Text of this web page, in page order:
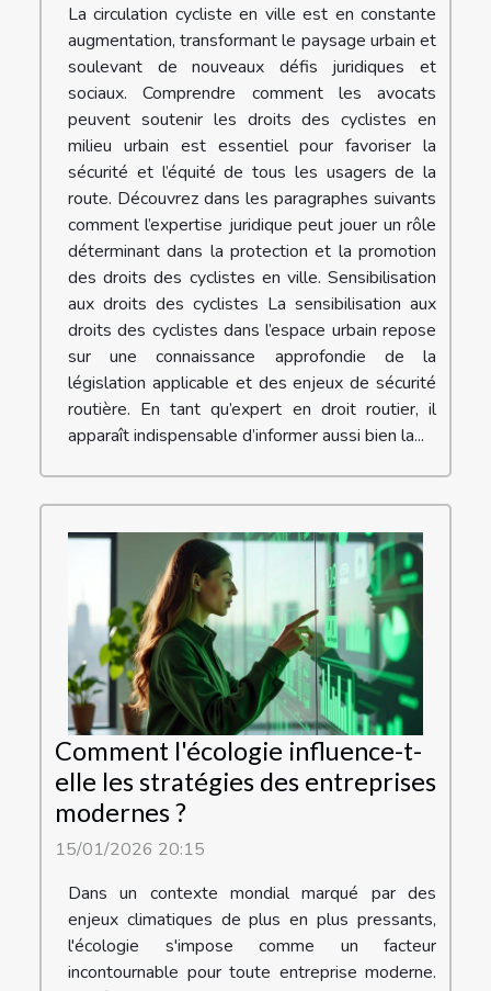
La circulation cycliste en ville est en constante
augmentation, transformant le paysage urbain et
soulevant de nouveaux défis juridiques et
sociaux. Comprendre comment les avocats
peuvent soutenir les droits des cyclistes en
milieu urbain est essentiel pour favoriser la
sécurité et l’équité de tous les usagers de la
route. Découvrez dans les paragraphes suivants
comment l’expertise juridique peut jouer un rôle
déterminant dans la protection et la promotion
des droits des cyclistes en ville. Sensibilisation
aux droits des cyclistes La sensibilisation aux
droits des cyclistes dans l’espace urbain repose
sur une connaissance approfondie de la
législation applicable et des enjeux de sécurité
routière. En tant qu’expert en droit routier, il
apparaît indispensable d’informer aussi bien la...
Comment l'écologie influence-t-
elle les stratégies des entreprises
modernes ?
15/01/2026 20:15
Dans un contexte mondial marqué par des
enjeux climatiques de plus en plus pressants,
l'écologie s'impose comme un facteur
incontournable pour toute entreprise moderne.